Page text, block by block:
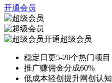
开通会员
开通超级会员
稳定日更5-20个热门项目
推广赚佣金分成60%
低成本轻创提升网创认知